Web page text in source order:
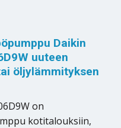
Daikin
uuteen
öljylämmityksen
on
kotitalouksiin,